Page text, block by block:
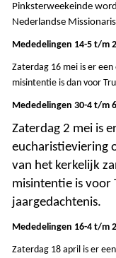
Pinksterweekeinde
Nederlandse
Mededelingen 14-5 t/m
Zaterdag 16 mei is er
misintentie is dan voor
Mededelingen 30-4 t/m
Zaterdag 2 mei is
eucharistieviering
van het kerkelijk
misintentie is voor
jaargedachtenis.
Mededelingen 16-4 t/m
Zaterdag 18 april is er